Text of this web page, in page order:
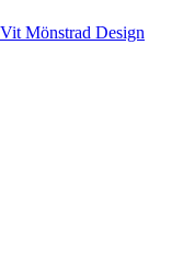
Mönstrad Design